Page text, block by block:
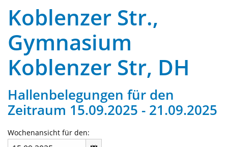
Koblenzer Str.,
Gymnasium
Koblenzer Str, DH
Hallenbelegungen für den
Zeitraum 15.09.2025 - 21.09.2025
Wochenansicht für den: